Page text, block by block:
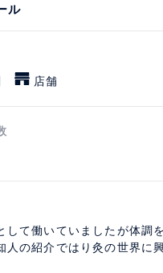
ル
店舗
して働いていましたが体調
人の紹介ではり灸の世界に